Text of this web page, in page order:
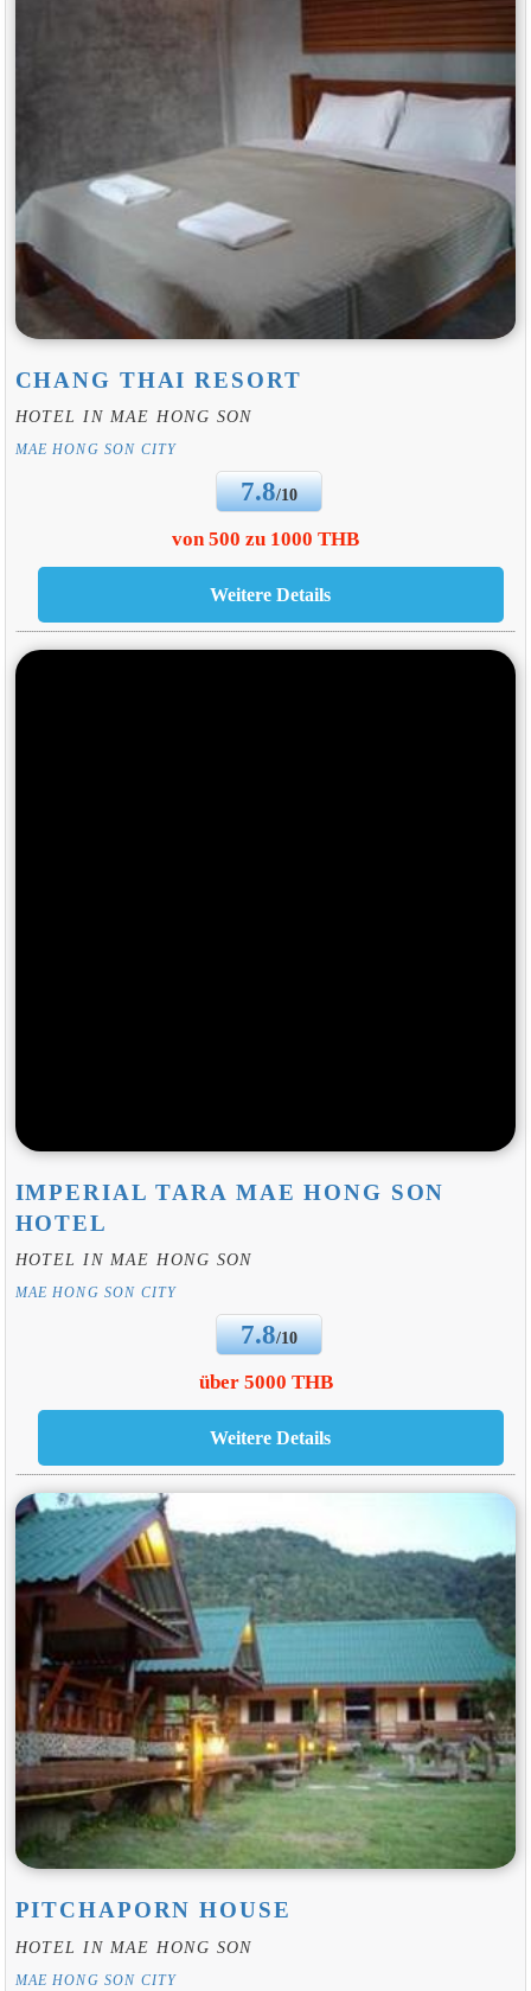
CHANG THAI RESORT
HOTEL IN MAE HONG SON
MAE HONG SON CITY
7.8/10
von 500 zu 1000 THB
IMPERIAL TARA MAE HONG SON
HOTEL
HOTEL IN MAE HONG SON
MAE HONG SON CITY
7.8/10
über 5000 THB
PITCHAPORN HOUSE
HOTEL IN MAE HONG SON
MAE HONG SON CITY